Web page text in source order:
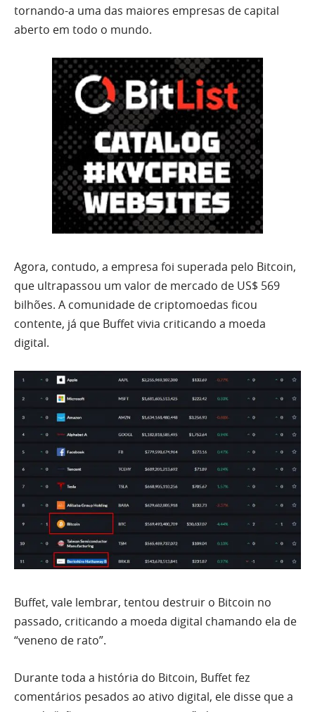
tornando-a uma das maiores empresas de capital
aberto em todo o mundo.
Agora, contudo, a empresa foi superada pelo Bitcoin,
que ultrapassou um valor de mercado de US$ 569
bilhões. A comunidade de criptomoedas ficou
contente, já que Buffet vivia criticando a moeda
digital.
Buffet, vale lembrar, tentou destruir o Bitcoin no
passado, criticando a moeda digital chamando ela de
“veneno de rato”.
Durante toda a história do Bitcoin, Buffet fez
comentários pesados ao ativo digital, ele disse que a